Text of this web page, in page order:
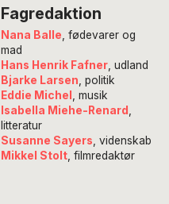
Fagredaktion
Nana Balle, fødevarer og
mad
Hans Henrik Fafner, udland
Bjarke Larsen, politik
Eddie Michel , musik
Isabella Miehe-Renard ,
litteratur
Susanne Sayers, videnskab
Mikkel Stolt, filmredaktør